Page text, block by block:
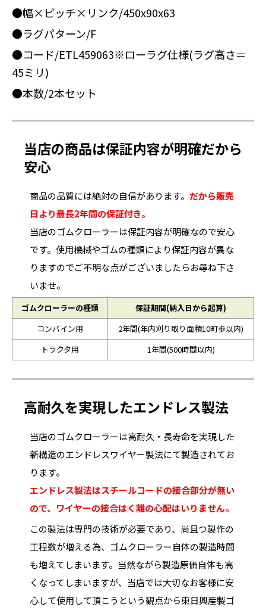
●幅×ピッチ×リンク/450x90x63
●ラグパターン/F
●コード/ETL459063※ローラグ仕様(ラグ高さ＝
45ミリ)
●本数/2本セット
当店の商品は保証内容が明確だから
安心
商品の品質には絶対の自信があります。 だから販売
日より最長2年間の保証付き。
当店のゴムクローラーは保証内容が明確なので安心
です。使用機械やゴムの種類により保証内容が異な
りますのでご不明な点がございましたらお尋ね下さ
いませ。
ゴムクローラーの種類
保証期間(納入日から起算)
コンバイン用
2年間(年内刈り取り面積10町歩以内)
トラクタ用
1年間(500時間以内)
高耐久を実現したエンドレス製法
当店のゴムクローラーは高耐久・長寿命を実現した
新構造のエンドレスワイヤー製法にて製造されてお
ります。
エンドレス製法はスチールコードの接合部分が無い
ので、ワイヤーの接合はく離の心配はいりません。
この製法は専門の技術が必要であり、尚且つ製作の
工程数が増える為、ゴムクローラー自体の製造時間
も増えてしまいます。当然ながら製造原価自体も高
くなってしまいますが、当店では大切なお客様に安
心して使用して頂こうという観点から東日興産製ゴ